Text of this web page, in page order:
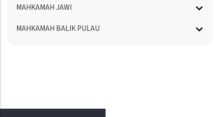
MAHKAMAH JAWI
MAHKAMAH BALIK PULAU